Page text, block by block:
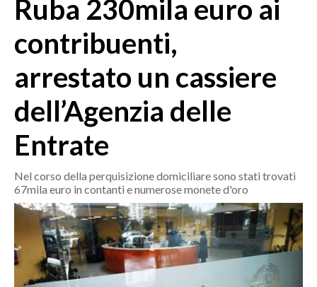
MEDIO CAMPIDANO
SASSARI E PROVINCIA
NUORO E PROVINCIA
OGLIASTRA
AGENDA
ITALIA
MONDO
POLITICA
ECONOMIA
Ruba 230mila euro ai
contribuenti,
arrestato un cassiere
dell’Agenzia delle
Entrate
Nel corso della perquisizione domiciliare sono stati trovati
67mila euro in contanti e numerose monete d'oro